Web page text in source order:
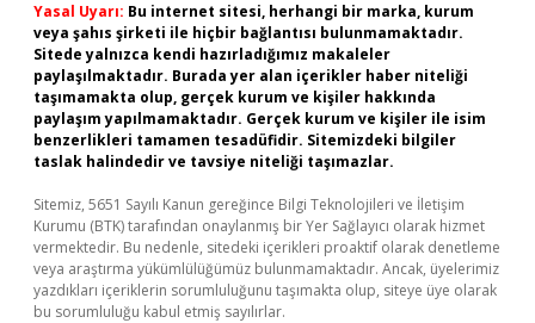
Yasal Uyarı: Bu internet sitesi, herhangi bir marka, kurum
veya şahıs şirketi ile hiçbir bağlantısı bulunmamaktadır.
Sitede yalnızca kendi hazırladığımız makaleler
paylaşılmaktadır. Burada yer alan içerikler haber niteliği
taşımamakta olup, gerçek kurum ve kişiler hakkında
paylaşım yapılmamaktadır. Gerçek kurum ve kişiler ile isim
benzerlikleri tamamen tesadüfidir. Sitemizdeki bilgiler
taslak halindedir ve tavsiye niteliği taşımazlar.
Sitemiz, 5651 Sayılı Kanun gereğince Bilgi Teknolojileri ve İletişim
Kurumu (BTK) tarafından onaylanmış bir Yer Sağlayıcı olarak hizmet
vermektedir. Bu nedenle, sitedeki içerikleri proaktif olarak denetleme
veya araştırma yükümlülüğümüz bulunmamaktadır. Ancak, üyelerimiz
yazdıkları içeriklerin sorumluluğunu taşımakta olup, siteye üye olarak
bu sorumluluğu kabul etmiş sayılırlar.